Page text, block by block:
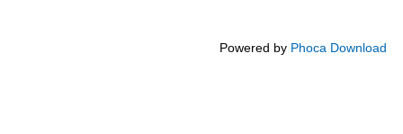
Powered by Phoca Download